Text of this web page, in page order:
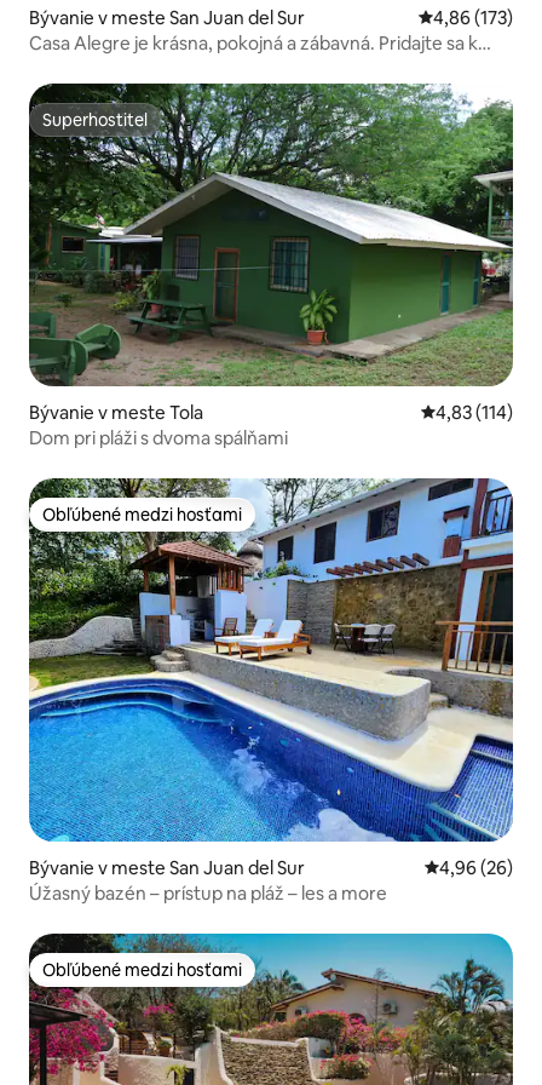
Bývanie v meste San Juan del Sur Priemerné
4,86 (173)
Casa Alegre je krásna, pokojná a zábavná. Pridajte sa k
Superhostiteľ
Superhostiteľ
Bývanie v meste Tola Priemerné
4,83 (114)
Dom pri pláži s dvoma spálňami
Obľúbené medzi hosťami
Obľúbené medzi hosťami
Bývanie v meste San Juan del Sur Priemerné
4,96 (26)
Úžasný bazén – prístup na pláž – les a more
Obľúbené medzi hosťami
Obľúbené medzi hosťami